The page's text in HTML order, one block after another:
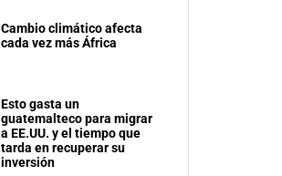
Cambio climático afecta
cada vez más África
Esto gasta un
guatemalteco para migrar
a EE.UU. y el tiempo que
tarda en recuperar su
inversión